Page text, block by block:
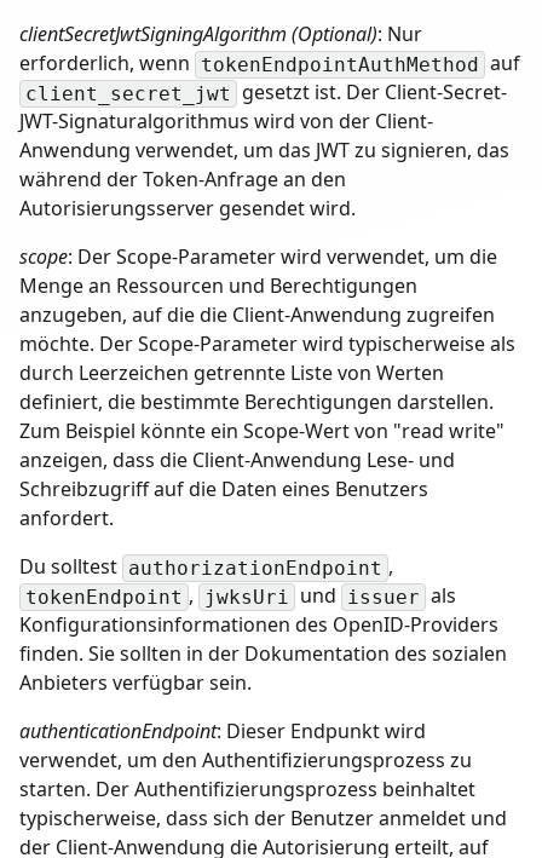
clientSecretJwtSigningAlgorithm (Optional): Nur
erforderlich, wenn tokenEndpointAuthMethod auf
client_secret_jwt
gesetzt ist. Der Client-Secret-
JWT-Signaturalgorithmus wird von der Client-
Anwendung verwendet, um das JWT zu signieren, das
während der Token-Anfrage an den
Autorisierungsserver gesendet wird.
scope: Der Scope-Parameter wird verwendet, um die
Menge an Ressourcen und Berechtigungen
anzugeben, auf die die Client-Anwendung zugreifen
möchte. Der Scope-Parameter wird typischerweise als
durch Leerzeichen getrennte Liste von Werten
definiert, die bestimmte Berechtigungen darstellen.
Zum Beispiel könnte ein Scope-Wert von "read write"
anzeigen, dass die Client-Anwendung Lese- und
Schreibzugriff auf die Daten eines Benutzers
anfordert.
Du solltest authorizationEndpoint ,
tokenEndpoint , jwksUri und issuer als
Konfigurationsinformationen des OpenID-Providers
finden. Sie sollten in der Dokumentation des sozialen
Anbieters verfügbar sein.
authenticationEndpoint: Dieser Endpunkt wird
verwendet, um den Authentifizierungsprozess zu
starten. Der Authentifizierungsprozess beinhaltet
typischerweise, dass sich der Benutzer anmeldet und
der Client-Anwendung die Autorisierung erteilt, auf